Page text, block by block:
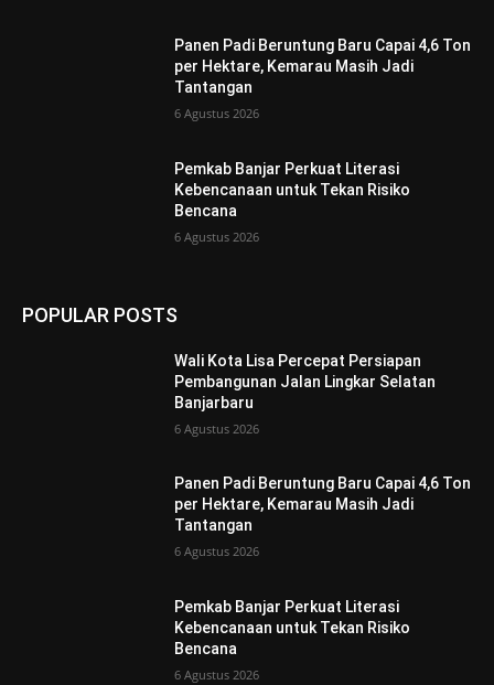
Panen Padi Beruntung Baru Capai 4,6 Ton
per Hektare, Kemarau Masih Jadi
Tantangan
6 Agustus 2026
Pemkab Banjar Perkuat Literasi
Kebencanaan untuk Tekan Risiko
Bencana
6 Agustus 2026
POPULAR POSTS
Wali Kota Lisa Percepat Persiapan
Pembangunan Jalan Lingkar Selatan
Banjarbaru
6 Agustus 2026
Panen Padi Beruntung Baru Capai 4,6 Ton
per Hektare, Kemarau Masih Jadi
Tantangan
6 Agustus 2026
Pemkab Banjar Perkuat Literasi
Kebencanaan untuk Tekan Risiko
Bencana
6 Agustus 2026